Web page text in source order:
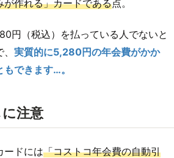
が作れる」カードである点。
円（税込）を払っている人でないと
実質的に5,280円の年会費がかか
できます…。
注意
ードには「コストコ年会費の自動引